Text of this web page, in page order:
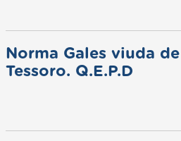
Norma Gales viuda de
Tessoro. Q.E.P.D